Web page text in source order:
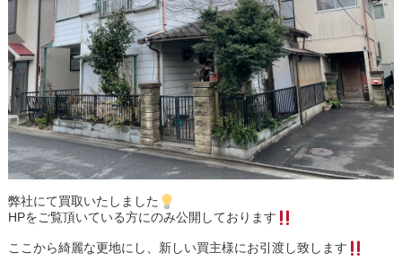
弊社にて買取いたしました
HPをご覧頂いている方にのみ公開しております
ここから綺麗な更地にし、新しい買主様にお引渡し致します